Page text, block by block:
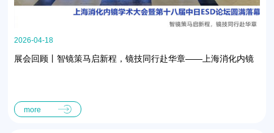
2026-04-18
展会回顾丨智镜策马启新程，镜技同行赴华章——上海消化内镜
more